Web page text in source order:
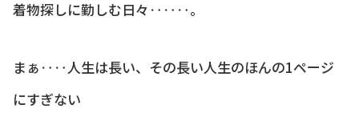
着物探しに勤しむ日々‥‥‥。
まぁ‥‥人生は長い、その長い人生のほんの1ページ
にすぎない